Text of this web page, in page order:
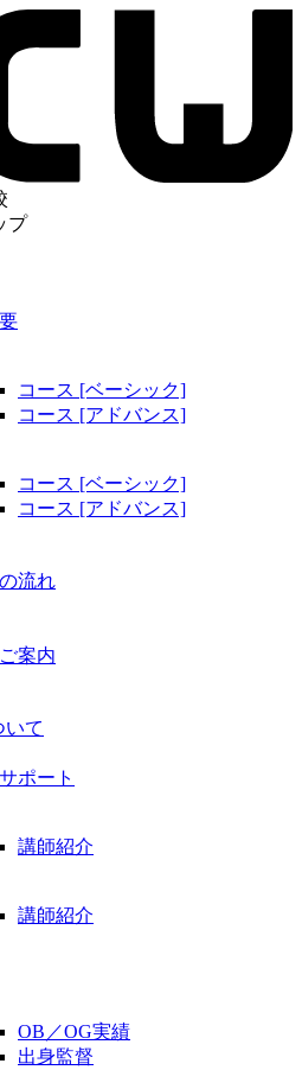
プ
コース [ベーシック]
コース [アドバンス]
コース [ベーシック]
コース [アドバンス]
流れ
案内
いて
ポート
講師紹介
講師紹介
OB／OG実績
出身監督